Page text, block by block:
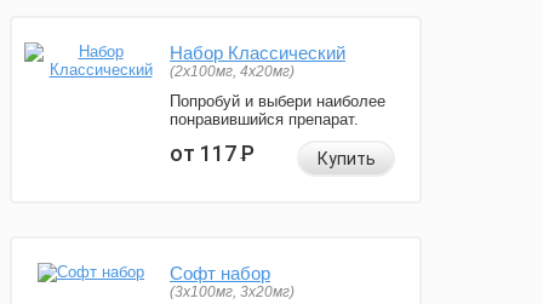
Набор Классический
(2x100мг, 4x20мг)
Попробуй и выбери наиболее
понравившийся препарат.
от 117Р Купить
Софт набор
(3x100мг, 3x20мг)